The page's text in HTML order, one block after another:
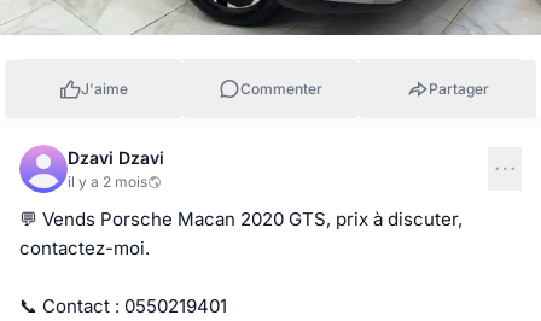
J'aime Commenter Partager
Dzavi Dzavi
il y a 2 mois
💬 Vends Porsche Macan 2020 GTS, prix à discuter,
contactez-moi.
📞 Contact : 0550219401